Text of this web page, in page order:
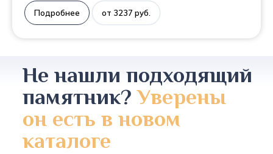
Подробнее от 3237 руб.
Не нашли подходящий
памятник?Уверены
он есть в новом
каталоге